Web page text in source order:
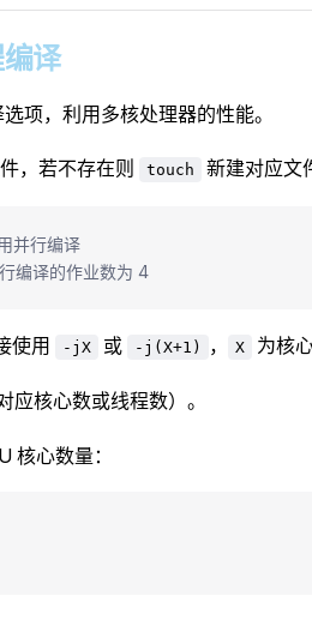
译
项，利用多核处理器的性能。
，若不存在则 touch 新建对应文
并行编译
编译的作业数为 4
使用 -jX 或 -j(X+1) ， X 为核
核心数或线程数）。
核心数量：